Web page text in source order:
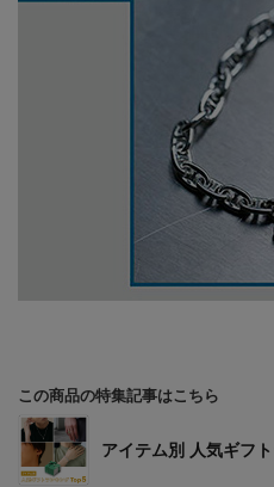
この商品の特集記事はこちら
アイテム別 人気ギフ